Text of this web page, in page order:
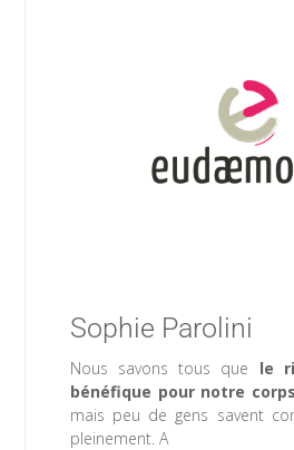
Sophie Parolini
Nous savons tous que le
bénéfique pour notre
mais peu de gens savent
pleinement. A